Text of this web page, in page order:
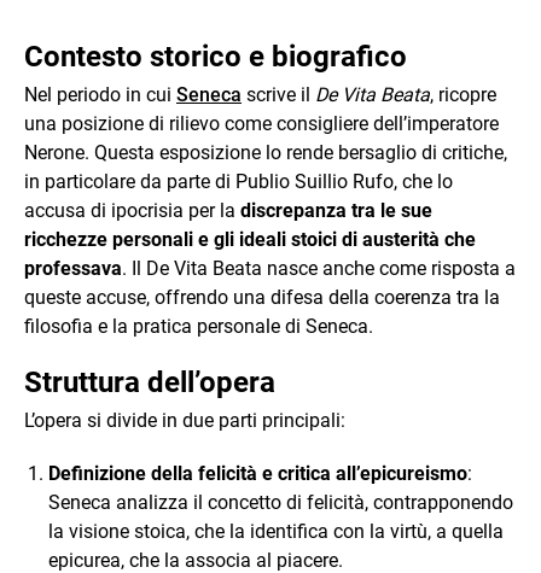
Contesto storico e biografico
Nel periodo in cui Seneca scrive il De Vita Beata, ricopre
una posizione di rilievo come consigliere dell’imperatore
Nerone. Questa esposizione lo rende bersaglio di critiche,
in particolare da parte di Publio Suillio Rufo, che lo
accusa di ipocrisia per la discrepanza tra le sue
ricchezze personali e gli ideali stoici di austerità che
professava. Il De Vita Beata nasce anche come risposta a
queste accuse, offrendo una difesa della coerenza tra la
filosofia e la pratica personale di Seneca.
Struttura dell’opera
L’opera si divide in due parti principali:
Definizione della felicità e critica all’epicureismo:
Seneca analizza il concetto di felicità, contrapponendo
la visione stoica, che la identifica con la virtù, a quella
epicurea, che la associa al piacere.